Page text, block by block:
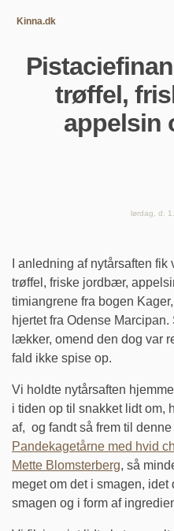
Kinna.dk
trøffel,
appelsin
lørdag, d.
I anledning af nytårsaften
trøffel, friske jordbær,
timiangrene fra bogen
hjertet fra Odense
lækker, omend den dog var
fald ikke spise op.
Vi holdte nytårsaften
i tiden op til snakket lidt om,
af, og fandt så frem til
Pandekagetårne med hvid
Mette Blomsterberg, så
meget om det i smagen, idet
smagen og i form af